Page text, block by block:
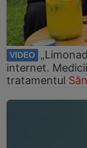
VIDEO
internet.
tratamentul